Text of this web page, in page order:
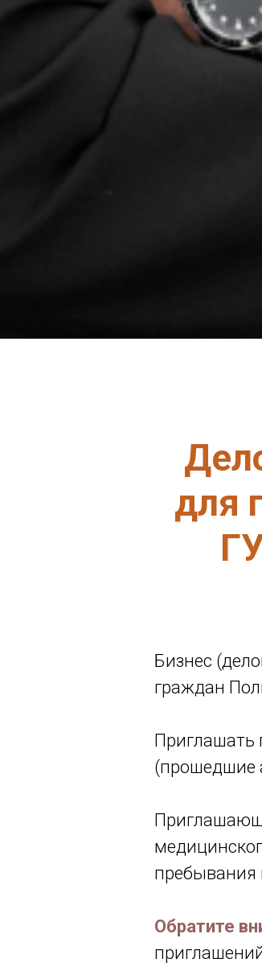
для
Бизнес
граждан
Приглашать
(прошедшие
пребывания
Обратите